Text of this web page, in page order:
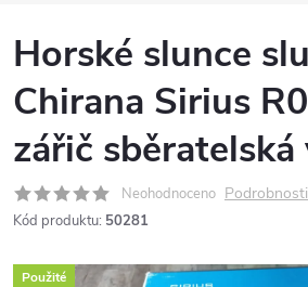
Horské slunce
Chirana Sirius
zářič
Neohodnoceno
Kód produktu: 50281
Použité